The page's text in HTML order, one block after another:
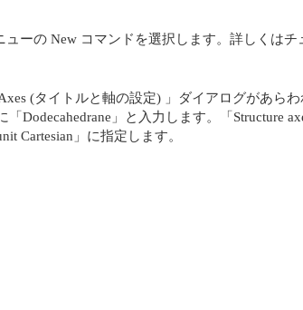
ューの New コマンドを選択します。詳しくは
Axes (タイトルと軸の設定) 」ダイアログがあら
「Dodecahedrane」と入力します。「Structure
Cartesian」に指定します。